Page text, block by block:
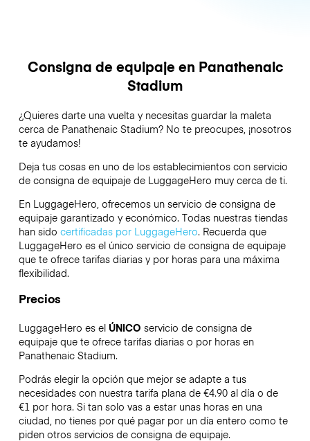
Consigna de equipaje en Panathenaic
Stadium
¿Quieres darte una vuelta y necesitas guardar la maleta
cerca de Panathenaic Stadium? No te preocupes, ¡nosotros
te ayudamos!
Deja tus cosas en uno de los establecimientos con servicio
de consigna de equipaje de LuggageHero muy cerca de ti.
En LuggageHero, ofrecemos un servicio de consigna de
equipaje garantizado y económico. Todas nuestras tiendas
han sido certificadas por LuggageHero. Recuerda que
LuggageHero es el único servicio de consigna de equipaje
que te ofrece tarifas diarias y por horas para una máxima
flexibilidad.
Precios
LuggageHero es el ÚNICO servicio de consigna de
equipaje que te ofrece tarifas diarias o por horas en
Panathenaic Stadium.
Podrás elegir la opción que mejor se adapte a tus
necesidades con nuestra tarifa plana de €4.90 al día o de
€1 por hora. Si tan solo vas a estar unas horas en una
ciudad, no tienes por qué pagar por un día entero como te
piden otros servicios de consigna de equipaje.